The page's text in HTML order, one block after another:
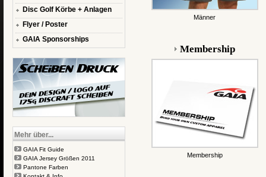
Disc Golf Körbe + Anlagen
Flyer / Poster
GAIA Sponsorships
Mehr über...
GAIA Fit Guide
GAIA Jersey Größen 2011
Pantone Farben
Männer
Membership
Membership